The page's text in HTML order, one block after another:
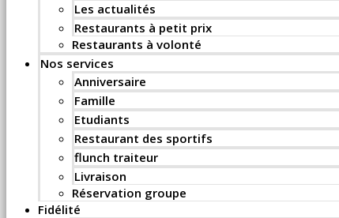
Les actualités
Restaurants à petit prix
Restaurants à volonté
Nos services
Anniversaire
Famille
Etudiants
Restaurant des sportifs
flunch traiteur
Livraison
Réservation groupe
Fidélité